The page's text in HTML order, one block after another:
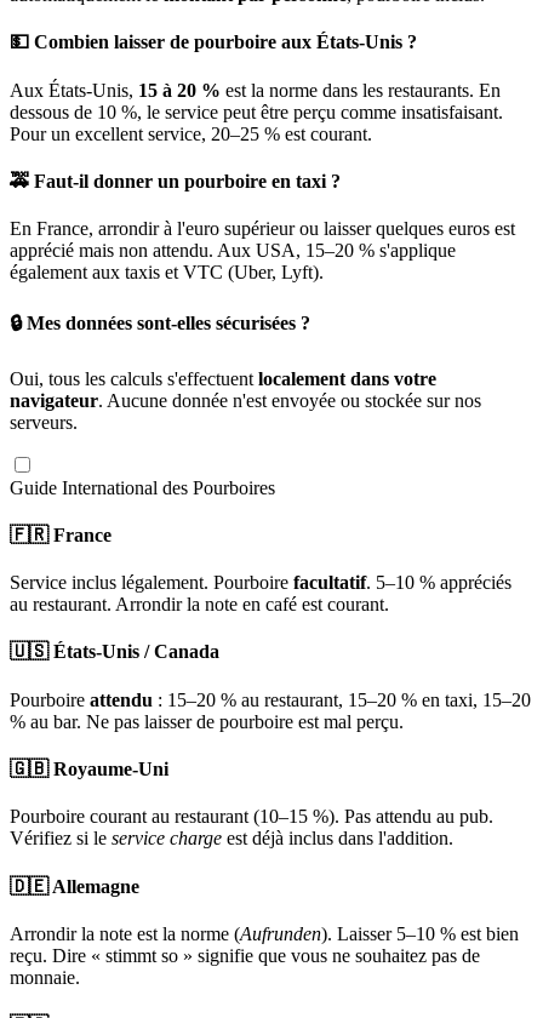
💵 Combien laisser de pourboire aux États-Unis ?
Aux États-Unis, 15 à 20 % est la norme dans les restaurants. En
dessous de 10 %, le service peut être perçu comme insatisfaisant.
Pour un excellent service, 20–25 % est courant.
🚕 Faut-il donner un pourboire en taxi ?
En France, arrondir à l'euro supérieur ou laisser quelques euros est
apprécié mais non attendu. Aux USA, 15–20 % s'applique
également aux taxis et VTC (Uber, Lyft).
🔒 Mes données sont-elles sécurisées ?
Oui, tous les calculs s'effectuent localement dans votre
navigateur. Aucune donnée n'est envoyée ou stockée sur nos
serveurs.
Guide International des Pourboires
🇫🇷 France
Service inclus légalement. Pourboire facultatif. 5–10 % appréciés
au restaurant. Arrondir la note en café est courant.
🇺🇸 États-Unis / Canada
Pourboire attendu : 15–20 % au restaurant, 15–20 % en taxi, 15–20
% au bar. Ne pas laisser de pourboire est mal perçu.
🇬🇧 Royaume-Uni
Pourboire courant au restaurant (10–15 %). Pas attendu au pub.
Vérifiez si le service charge est déjà inclus dans l'addition.
🇩🇪 Allemagne
Arrondir la note est la norme (Aufrunden). Laisser 5–10 % est bien
reçu. Dire « stimmt so » signifie que vous ne souhaitez pas de
monnaie.